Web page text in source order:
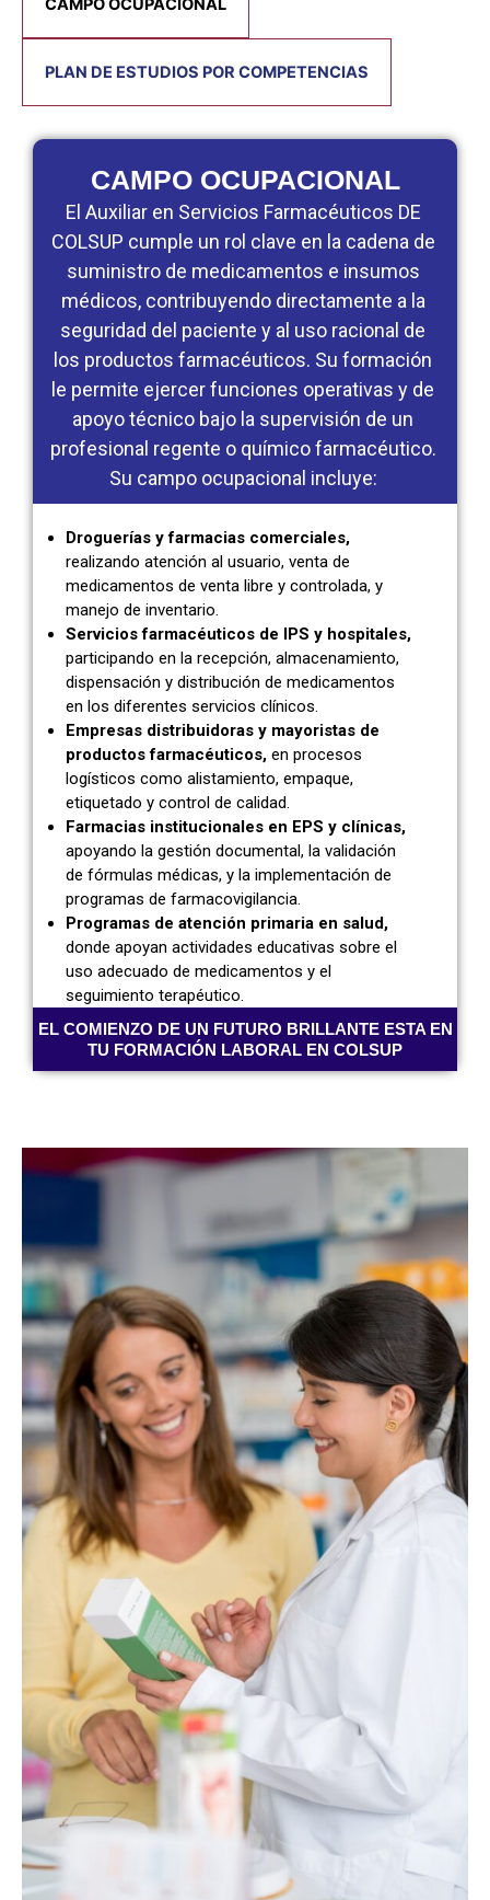
CAMPO OCUPACIONAL
PLAN DE ESTUDIOS POR COMPETENCIAS
CAMPO OCUPACIONAL
El Auxiliar en Servicios Farmacéuticos DE
COLSUP cumple un rol clave en la cadena de
suministro de medicamentos e insumos
médicos, contribuyendo directamente a la
seguridad del paciente y al uso racional de
los productos farmacéuticos. Su formación
le permite ejercer funciones operativas y de
apoyo técnico bajo la supervisión de un
profesional regente o químico farmacéutico.
Su campo ocupacional incluye:
Droguerías y farmacias comerciales,
realizando atención al usuario, venta de
medicamentos de venta libre y controlada, y
manejo de inventario.
Servicios farmacéuticos de IPS y hospitales,
participando en la recepción, almacenamiento,
dispensación y distribución de medicamentos
en los diferentes servicios clínicos.
Empresas distribuidoras y mayoristas de
productos farmacéuticos, en procesos
logísticos como alistamiento, empaque,
etiquetado y control de calidad.
Farmacias institucionales en EPS y clínicas,
apoyando la gestión documental, la validación
de fórmulas médicas, y la implementación de
programas de farmacovigilancia.
Programas de atención primaria en salud,
donde apoyan actividades educativas sobre el
uso adecuado de medicamentos y el
seguimiento terapéutico.
EL COMIENZO DE UN FUTURO BRILLANTE ESTA EN
TU FORMACIÓN LABORAL EN COLSUP